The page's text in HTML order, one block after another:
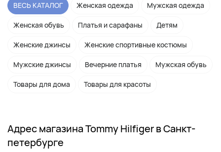
ВЕСЬ КАТАЛОГ Женская одежда Мужская одежда
Женская обувь Платья и сарафаны Детям
Женские джинсы Женские спортивные костюмы
Мужские джинсы Вечерние платья Мужская обувь
Товары для дома Товары для красоты
Адрес магазина Tommy Hilfiger в Санкт-
петербурге